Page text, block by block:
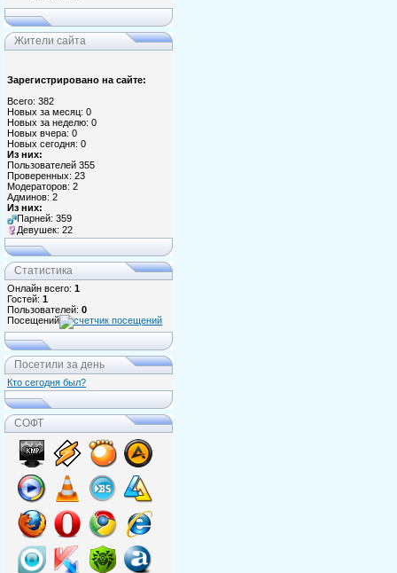
Жители сайта
Зарегистрировано на сайте:
Всего: 382
Новых за месяц: 0
Новых за неделю: 0
Новых вчера: 0
Новых сегодня: 0
Из них:
Пользователей 355
Проверенных: 23
Модераторов: 2
Админов: 2
Из них:
Парней: 359
Девушек: 22
Статистика
Онлайн всего: 1
Гостей: 1
Пользователей: 0
Посещений
Посетили за день
Кто сегодня был?
СОФТ